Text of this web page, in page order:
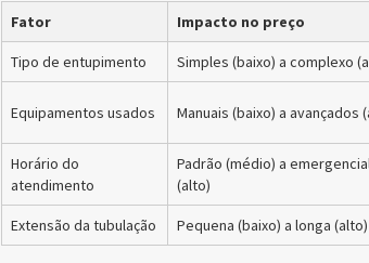
Fator
Impacto no preço
Tipo de entupimento Simples (baixo) a complexo
Equipamentos usados Manuais (baixo) a avançados
Horário do
atendimento
Padrão (médio) a
(alto)
Extensão da tubulação Pequena (baixo) a longa (alto)